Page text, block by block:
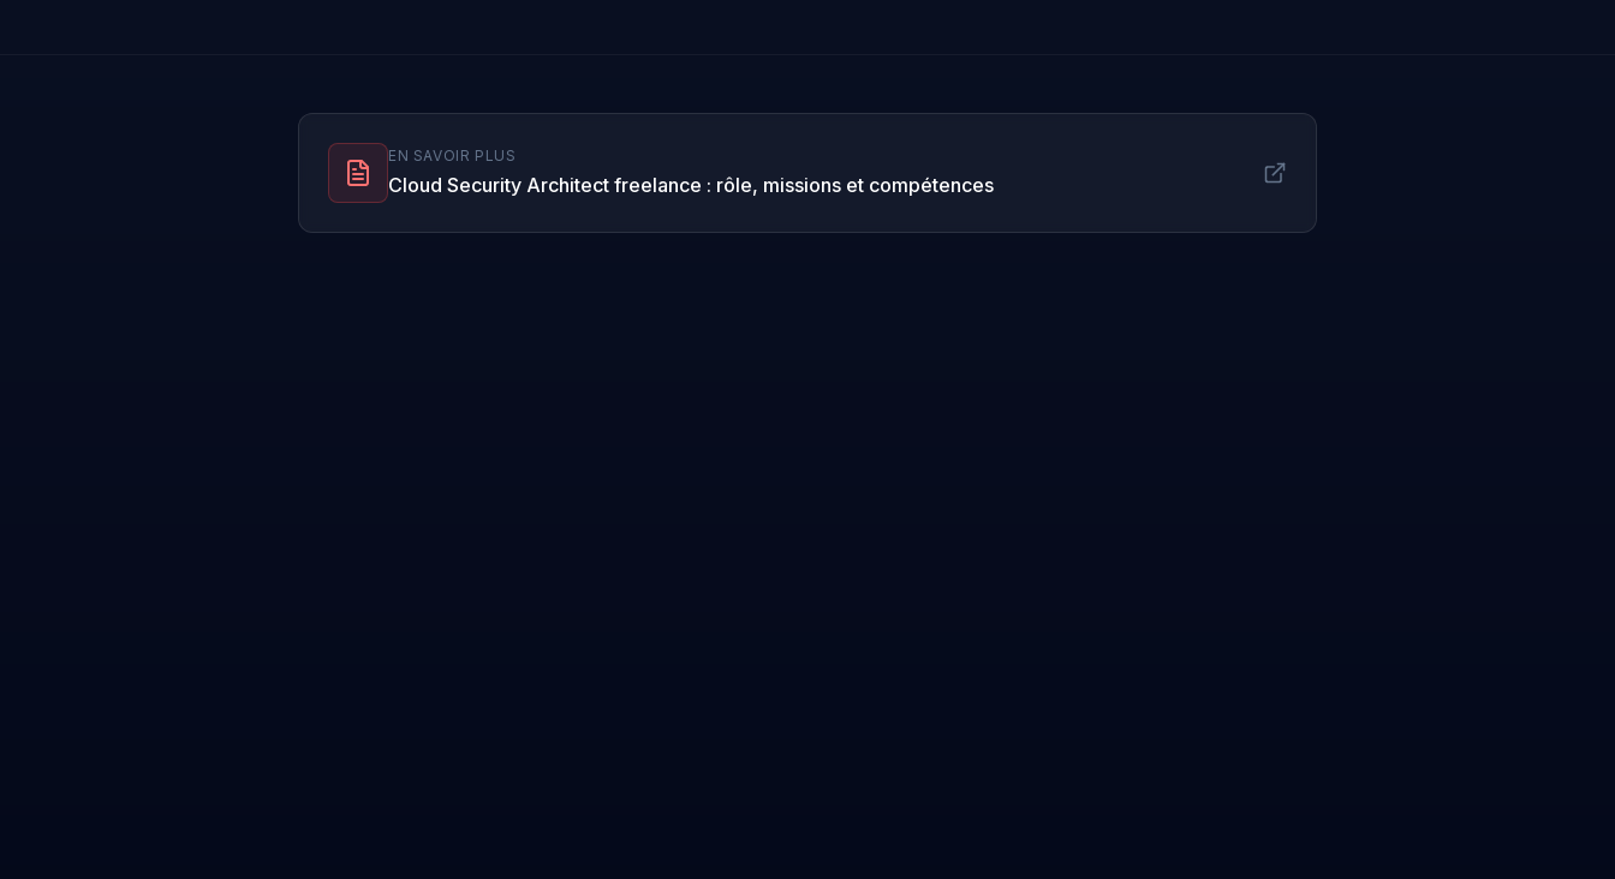
EN SAVOIR PLUS
Cloud Security Architect freelance : rôle, missions et compétences